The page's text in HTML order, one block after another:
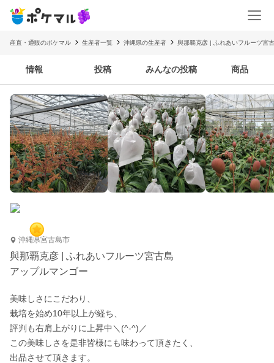
産直・通販のポケマル 生産者一覧 沖縄県の生産者 與那覇克彦 | ふれあいフルーツ宮
情報 投稿 みんなの投稿 商品
沖縄県宮古島市
與那覇克彦 | ふれあいフルーツ宮古島
アップルマンゴー
美味しさにこだわり、
栽培を始め10年以上が経ち、
評判も右肩上がりに上昇中＼(^-^)／
この美味しさを是非皆様にも味わって頂きたく、
出品させて頂きます。